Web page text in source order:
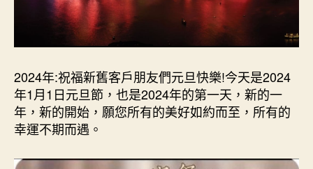
2024年:祝福新舊客戶朋友們元旦快樂!今天是2024
年1月1日元旦節，也是2024年的第一天，新的一
年，新的開始，願您所有的美好如約而至，所有的
幸運不期而遇。